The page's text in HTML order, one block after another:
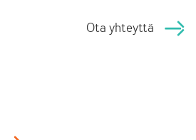
Ota yhteyttä